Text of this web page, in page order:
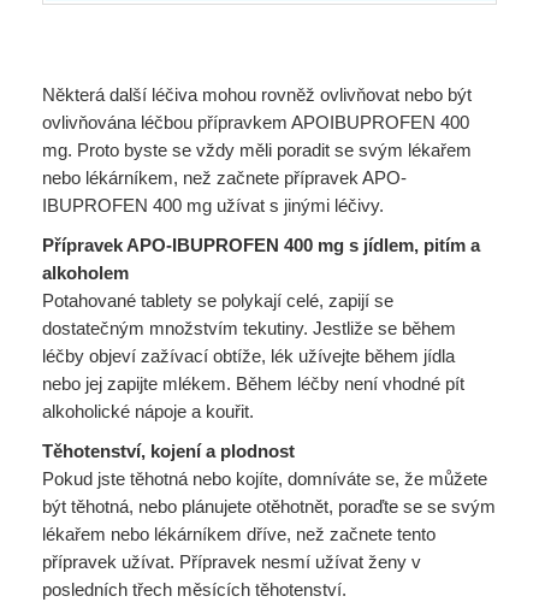
Některá další léčiva mohou rovněž ovlivňovat nebo být
ovlivňována léčbou přípravkem APOIBUPROFEN 400
mg. Proto byste se vždy měli poradit se svým lékařem
nebo lékárníkem, než začnete přípravek APO-
IBUPROFEN 400 mg užívat s jinými léčivy.
Přípravek APO-IBUPROFEN 400 mg s jídlem, pitím a
alkoholem
Potahované tablety se polykají celé, zapijí se
dostatečným množstvím tekutiny. Jestliže se během
léčby objeví zažívací obtíže, lék užívejte během jídla
nebo jej zapijte mlékem. Během léčby není vhodné pít
alkoholické nápoje a kouřit.
Těhotenství, kojení a plodnost
Pokud jste těhotná nebo kojíte, domníváte se, že můžete
být těhotná, nebo plánujete otěhotnět, poraďte se se svým
lékařem nebo lékárníkem dříve, než začnete tento
přípravek užívat. Přípravek nesmí užívat ženy v
posledních třech měsících těhotenství.